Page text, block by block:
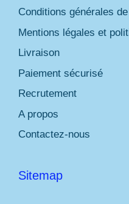
Conditions générales
Mentions légales et
Livraison
Paiement sécurisé
Recrutement
A propos
Contactez-nous
Sitemap